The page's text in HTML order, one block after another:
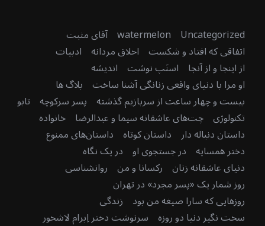
Uncategorized
watermelon آقای مثبت
اتفاقی که افتاد و شکست اخلاق مردانه ادبیات
از اینجا و از آنجا اسنَپ نوشت اندیشه
او مرا با دنیای واقعی زنانگی آشنا ساخت بلاگ ها
بیست و چهار ساعت از سربازیم گذشته پسر سرکوچه تابو
تکنولوژی چت‌های عاشقانه سیما و عبدالرضا خانواده
داستان دنباله دار داستان کوتاه داستان‌های ممنوع
دختر همسایه در جستجوی او در یک نگاه
دنیای عاشقانه زنان رکسانا و من روانشناسی
روز شمار یک «پسر مجرد» در تهران
روزهایی که سارا صیغه من بود زندگی
سخت نگیر دنیا دو روزه سرنوشت دختر اِبرام لاشخور